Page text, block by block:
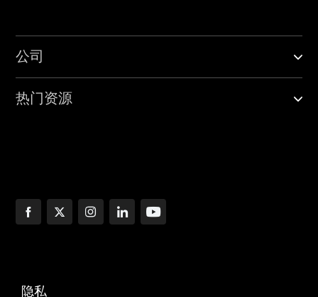
公司
热门资源
隐私